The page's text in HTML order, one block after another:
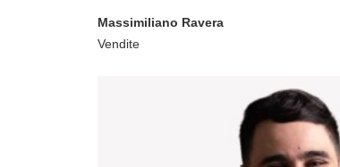
Massimiliano Ravera
Vendite